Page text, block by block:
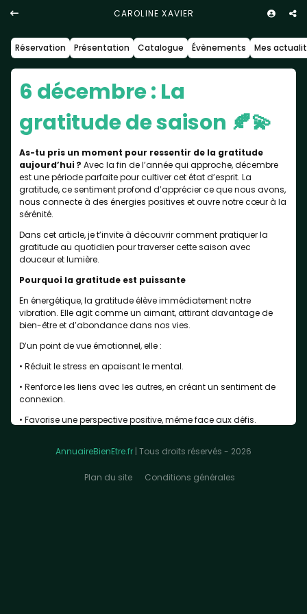
CAROLINE XAVIER
Réservation Présentation Catalogue Évènements Mes
6 décembre : La
gratitude de saison 🍂💫
As-tu pris un moment pour ressentir de la gratitude
aujourd’hui ? Avec la fin de l’année qui approche, décembre
est une période parfaite pour cultiver cet état d’esprit. La
gratitude, ce sentiment profond d’apprécier ce que nous avons,
nous connecte à des énergies positives et ouvre notre cœur à la
sérénité.
Dans cet article, je t’invite à découvrir comment pratiquer la
gratitude au quotidien pour traverser cette saison avec
douceur et lumière.
Pourquoi la gratitude est puissante
En énergétique, la gratitude élève immédiatement notre
vibration. Elle agit comme un aimant, attirant davantage de
bien-être et d’abondance dans nos vies.
D’un point de vue émotionnel, elle :
• Réduit le stress en apaisant le mental.
• Renforce les liens avec les autres, en créant un sentiment de
connexion.
• Favorise une perspective positive, même face aux défis.
d’année ?
Un exercice simple : ton carnet de gratitude
AnnuaireBienEtre.fr | Tous droits réservés - 2026
Plan du site Conditions générales